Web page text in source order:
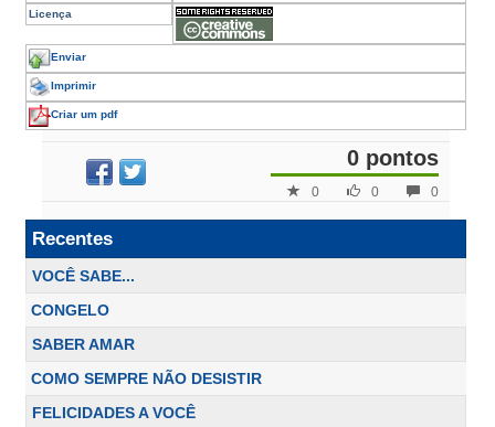
Licença
Enviar
Imprimir
Criar um pdf
0 pontos
0
0
0
Recentes
VOCÊ SABE...
CONGELO
SABER AMAR
COMO SEMPRE NÃO DESISTIR
FELICIDADES A VOCÊ